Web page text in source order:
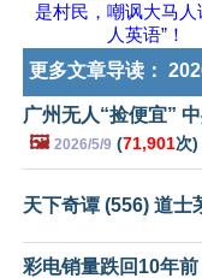
是村民，嘲讽大马人
人英语”！
更多文章导读：
广州无人“捡便宜”
🖼️ 2026/5/9 (71,901次)
天下奇谭 (556) 道士
彩电销量跌回10年